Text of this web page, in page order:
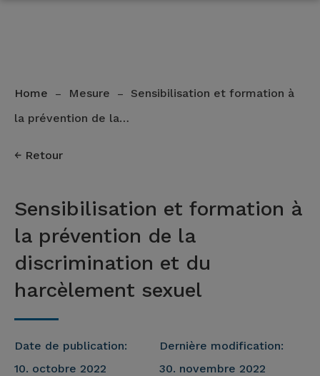
Home – Mesure –
Sensibilisation et formation à
la prévention de la…
Retour
Sensibilisation et formation à
la prévention de la
discrimination et du
harcèlement sexuel
Date de publication:
10. octobre 2022
Dernière modification:
30. novembre 2022